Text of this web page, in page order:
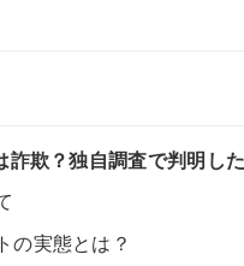
欺？独自調査で判明し
の実態とは？